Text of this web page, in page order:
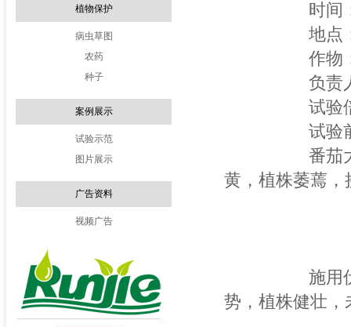
植物保护
病虫草图
农药
种子
案例展示
试验示范
图片展示
广告资料
视频广告
时间：
地点：弥
作物：
负责人：
试验倍数
试验前
番茄大棚中
黄，植株萎蔫，
施用伏线宝
势，植株健壮，